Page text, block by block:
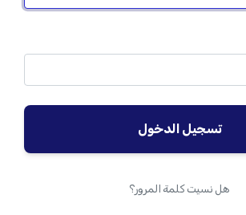
تسجيل الدخول
هل نسيت كلمة المرور؟